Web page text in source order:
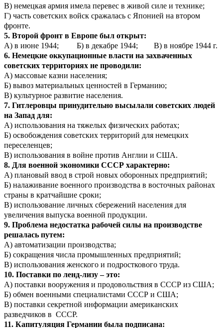
В) немецкая армия имела перевес в живой силе и технике;
Г) часть советских войск сражалась с Японией на втором
фронте.
5. Второй фронт в Европе был открыт:
А) в июне 1944; Б) в декабре 1944; В) в ноябре 1944 г.
6. Немецкие оккупационные власти на захваченных
советских территориях не проводили:
А) массовые казни населения;
Б) вывоз материальных ценностей в Германию;
В) культурное развитие населения.
7. Гитлеровцы принудительно высылали советских людей
на Запад для:
А) использования на тяжелых физических работах;
Б) освобождения советских территорий для немецких
переселенцев;
В) использования в войне против Англии и США.
8. Для военной экономики СССР характерно:
А) плановый ввод в строй новых оборонных предприятий;
Б) налаживание военного производства в восточных районах
страны в кратчайшие сроки;
В) использование личных сбережений населения для
увеличения выпуска военной продукции.
9. Проблема недостатка рабочей силы на производстве
решалась путем:
А) автоматизации производства;
Б) сокращения числа промышленных предприятий;
В) использования женского и подросткового труда.
10. Поставки по ленд-лизу – это:
А) поставки вооружения и продовольствия в СССР из США;
Б) обмен военными специалистами СССР и США;
В) поставки секретной информации американских
разведчиков в СССР.
11. Капитуляция Германии была подписана: